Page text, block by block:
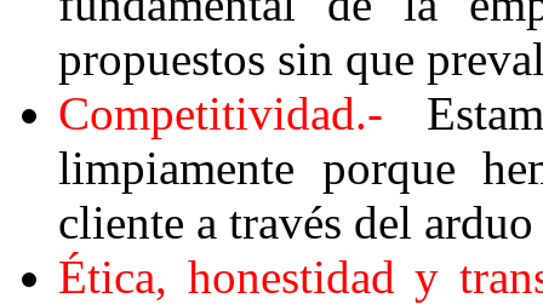
propuestos sin que
Competitividad.-
limpiamente porque
cliente a través del
Ética, honestidad y